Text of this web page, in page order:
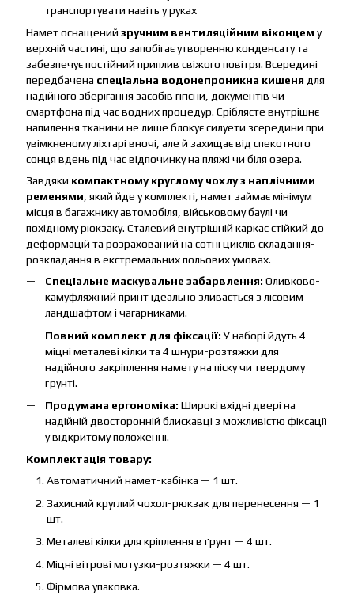
транспортувати навіть у руках
Намет оснащений зручним вентиляційним віконцем у
верхній частині, що запобігає утворенню конденсату та
забезпечує постійний приплив свіжого повітря. Всередині
передбачена спеціальна водонепроникна кишеня для
надійного зберігання засобів гігієни, документів чи
смартфона під час водних процедур. Сріблясте внутрішнє
напилення тканини не лише блокує силуети зсередини при
увімкненому ліхтарі вночі, але й захищає від спекотного
сонця вдень під час відпочинку на пляжі чи біля озера.
Завдяки компактному круглому чохлу з наплічними
ременями, який йде у комплекті, намет займає мінімум
місця в багажнику автомобіля, військовому баулі чи
похідному рюкзаку. Сталевий внутрішній каркас стійкий до
деформацій та розрахований на сотні циклів складання-
розкладання в екстремальних польових умовах.
Спеціальне маскувальне забарвлення: Оливково-
камуфляжний принт ідеально зливається з лісовим
ландшафтом і чагарниками.
Повний комплект для фіксації:У наборі йдуть 4
міцні металеві кілки та 4 шнури-розтяжки для
надійного закріплення намету на піску чи твердому
ґрунті.
Продумана ергономіка: Широкі вхідні двері на
надійній двосторонній блискавці з можливістю фіксації
у відкритому положенні.
Комплектація товару:
Автоматичний намет-кабінка — 1 шт.
Захисний круглий чохол-рюкзак для перенесення — 1
шт.
Металеві кілки для кріплення в ґрунт — 4 шт.
Міцні вітрові мотузки-розтяжки — 4 шт.
Фірмова упаковка.